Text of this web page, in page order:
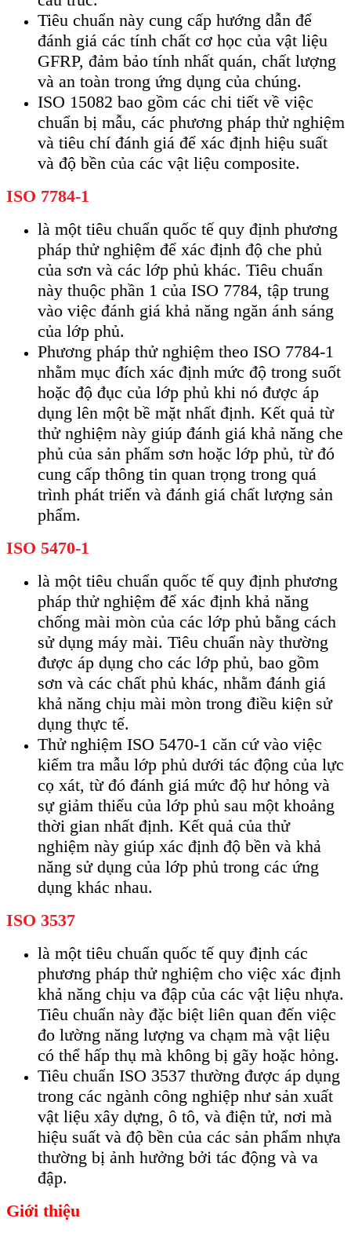
Tiêu chuẩn này cung cấp hướng dẫn để
đánh giá các tính chất cơ học của vật liệu
GFRP, đảm bảo tính nhất quán, chất lượng
và an toàn trong ứng dụng của chúng.
ISO 15082 bao gồm các chi tiết về việc
chuẩn bị mẫu, các phương pháp thử nghiệm
và tiêu chí đánh giá để xác định hiệu suất
và độ bền của các vật liệu composite.
ISO 7784-1
là một tiêu chuẩn quốc tế quy định phương
pháp thử nghiệm để xác định độ che phủ
của sơn và các lớp phủ khác. Tiêu chuẩn
này thuộc phần 1 của ISO 7784, tập trung
vào việc đánh giá khả năng ngăn ánh sáng
của lớp phủ.
Phương pháp thử nghiệm theo ISO 7784-1
nhằm mục đích xác định mức độ trong suốt
hoặc độ đục của lớp phủ khi nó được áp
dụng lên một bề mặt nhất định. Kết quả từ
thử nghiệm này giúp đánh giá khả năng che
phủ của sản phẩm sơn hoặc lớp phủ, từ đó
cung cấp thông tin quan trọng trong quá
trình phát triển và đánh giá chất lượng sản
phẩm.
ISO 5470-1
là một tiêu chuẩn quốc tế quy định phương
pháp thử nghiệm để xác định khả năng
chống mài mòn của các lớp phủ bằng cách
sử dụng máy mài. Tiêu chuẩn này thường
được áp dụng cho các lớp phủ, bao gồm
sơn và các chất phủ khác, nhằm đánh giá
khả năng chịu mài mòn trong điều kiện sử
dụng thực tế.
Thử nghiệm ISO 5470-1 căn cứ vào việc
kiểm tra mẫu lớp phủ dưới tác động của lực
cọ xát, từ đó đánh giá mức độ hư hỏng và
sự giảm thiểu của lớp phủ sau một khoảng
thời gian nhất định. Kết quả của thử
nghiệm này giúp xác định độ bền và khả
năng sử dụng của lớp phủ trong các ứng
dụng khác nhau.
ISO 3537
là một tiêu chuẩn quốc tế quy định các
phương pháp thử nghiệm cho việc xác định
khả năng chịu va đập của các vật liệu nhựa.
Tiêu chuẩn này đặc biệt liên quan đến việc
đo lường năng lượng va chạm mà vật liệu
có thể hấp thụ mà không bị gãy hoặc hỏng.
Tiêu chuẩn ISO 3537 thường được áp dụng
trong các ngành công nghiệp như sản xuất
vật liệu xây dựng, ô tô, và điện tử, nơi mà
hiệu suất và độ bền của các sản phẩm nhựa
thường bị ảnh hưởng bởi tác động và va
đập.
Giới thiệu